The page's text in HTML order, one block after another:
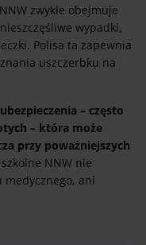
zwykle obejmuje
wypadki,
Polisa ta zapewnia
uszczerbku na
– często
– która może
przy poważniejszych
NNW nie
ani